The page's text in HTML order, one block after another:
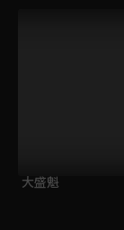
大盛魁